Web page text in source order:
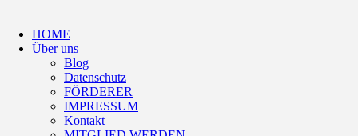
HOME
Über uns
Blog
Datenschutz
FÖRDERER
IMPRESSUM
Kontakt